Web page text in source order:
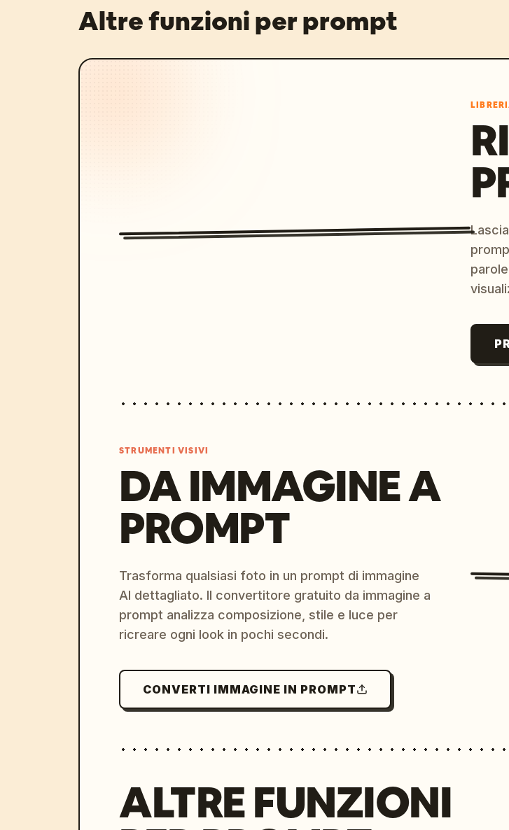
Altre funzioni per prompt
STRUMENTI VISIVI
DA IMMAGINE A
PROMPT
Trasforma qualsiasi foto in un prompt di immagine
AI dettagliato. Il convertitore gratuito da immagine a
prompt analizza composizione, stile e luce per
ricreare ogni look in pochi secondi.
CONVERTI IMMAGINE IN PROMPT
ALTRE FUNZIONI